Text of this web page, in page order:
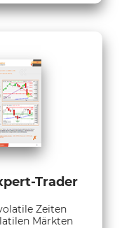
Trader
Zeiten
Märkten